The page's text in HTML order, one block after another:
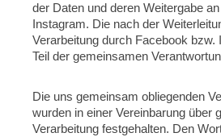
der Daten und deren Weitergabe
Instagram. Die nach der
Verarbeitung durch Facebook bzw.
Teil der gemeinsamen
Die uns gemeinsam obliegenden
wurden in einer Vereinbarung über
Verarbeitung festgehalten. Den